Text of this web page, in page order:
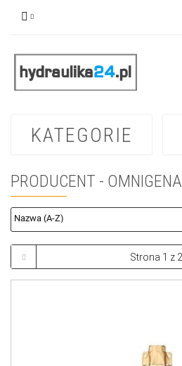
KATEGORIE
PRODUCENT - OMNIGENA